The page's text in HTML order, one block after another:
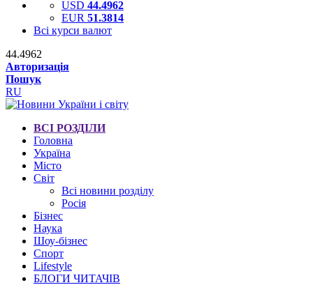
USD 44.4962
EUR 51.3814
Всі курси валют
44.4962
Авторизація
Пошук
RU
ВСІ РОЗДІЛИ
Головна
Україна
Місто
Світ
Всі новини розділу
Росія
Бізнес
Наука
Шоу-бізнес
Спорт
Lifestyle
БЛОГИ ЧИТАЧІВ